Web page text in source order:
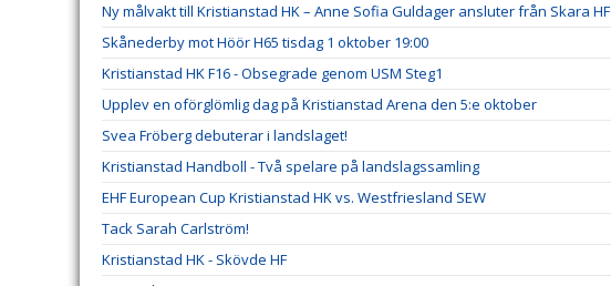
Ny målvakt till Kristianstad HK – Anne Sofia Guldager ansluter från Skara HF
Skånederby mot Höör H65 tisdag 1 oktober 19:00
Kristianstad HK F16 - Obsegrade genom USM Steg1
Upplev en oförglömlig dag på Kristianstad Arena den 5:e oktober
Svea Fröberg debuterar i landslaget!
Kristianstad Handboll - Två spelare på landslagssamling
EHF European Cup Kristianstad HK vs. Westfriesland SEW
Tack Sarah Carlström!
Kristianstad HK - Skövde HF